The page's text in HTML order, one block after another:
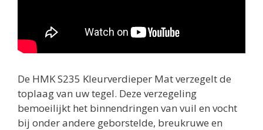
De HMK S235 Kleurverdieper Mat verzegelt de
toplaag van uw tegel. Deze verzegeling
bemoeilijkt het binnendringen van vuil en vocht
bij onder andere geborstelde, breukruwe en